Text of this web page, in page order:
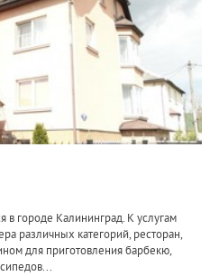
в городе Калининград. К услугам
различных категорий, ресторан,
для приготовления барбекю,